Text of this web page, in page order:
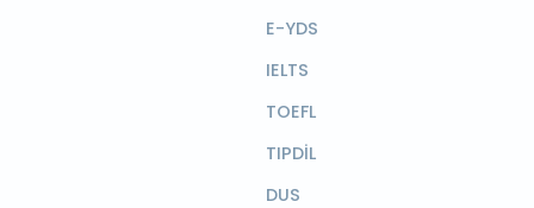
E-YDS
IELTS
TOEFL
TIPDİL
DUS